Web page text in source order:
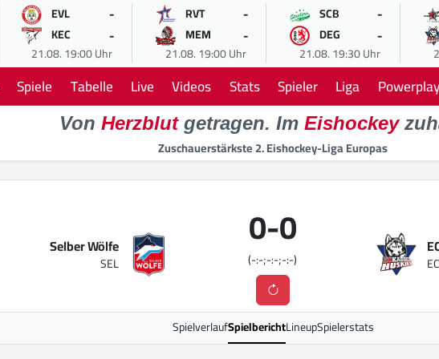
EVL -
KEC -
21.08. 19:00 Uhr
RVT -
MEM -
21.08. 19:00 Uhr
SCB -
DEG -
21.08. 19:30 Uhr
Spiele Tabelle Live Videos Stats Spieler Liga Powerplay
Von Herzblutgetragen. Im Eishockey
Zuschauerstärkste 2. Eishockey-Liga Europas
Selber Wölfe
SEL
0-0
(-:-;-:-;-:-)
SpielverlaufSpielberichtLineupSpielerstats